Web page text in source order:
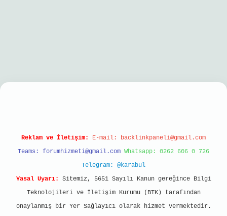
giriş
Reklam ve İletişim: E-mail: backlinkpaneli@gmail.com
Teams: forumhizmeti@gmail.com Whatsapp: 0262 606 0 726
Telegram: @karabul
Yasal Uyarı:
Sitemiz, 5651 Sayılı Kanun gereğince Bilgi
Teknolojileri ve İletişim Kurumu (BTK) tarafından
onaylanmış bir Yer Sağlayıcı olarak hizmet vermektedir.